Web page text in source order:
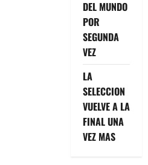
DEL MUNDO
POR
SEGUNDA
VEZ
LA
SELECCION
VUELVE A LA
FINAL UNA
VEZ MAS